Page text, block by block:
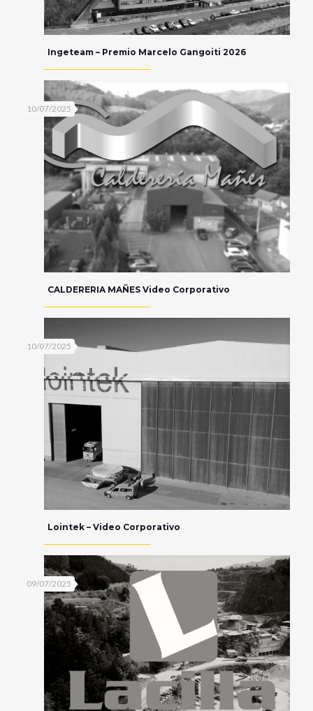
Ingeteam – Premio Marcelo Gangoiti 2026
10/07/2025
CALDERERIA MAÑES Video Corporativo
10/07/2025
Lointek – Video Corporativo
09/07/2025